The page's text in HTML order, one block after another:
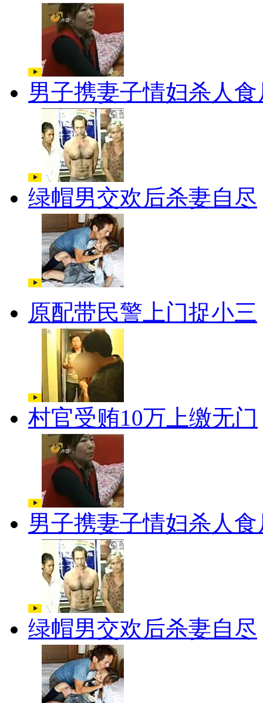
男子携妻子情妇杀人食
绿帽男交欢后杀妻自尽
原配带民警上门捉小三
村官受贿10万上缴无门
男子携妻子情妇杀人食
绿帽男交欢后杀妻自尽